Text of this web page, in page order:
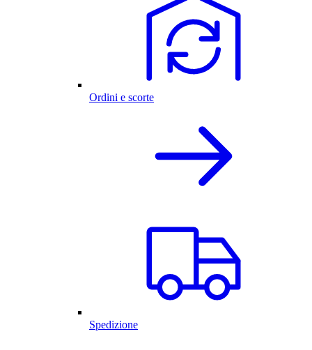
Ordini e scorte
Spedizione